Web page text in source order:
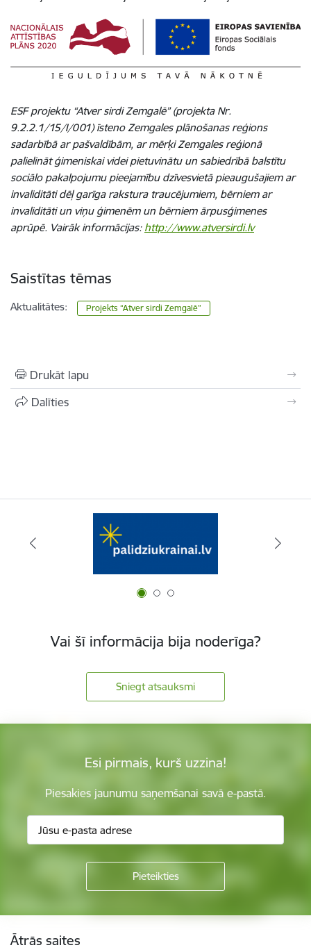
ESF projektu “Atver sirdi Zemgalē” (projekta Nr.
9.2.2.1/15/I/001) īsteno Zemgales plānošanas reģions
sadarbībā ar pašvaldībām, ar mērķi Zemgales reģionā
palielināt ģimeniskai videi pietuvinātu un sabiedrībā balstītu
sociālo pakalpojumu pieejamību dzīvesvietā pieaugušajiem ar
invaliditāti dēļ garīga rakstura traucējumiem, bērniem ar
invaliditāti un viņu ģimenēm un bērniem ārpusģimenes
aprūpē. Vairāk informācijas: http://www.atversirdi.lv
Saistītas tēmas
Aktualitātes: Projekts “Atver sirdi Zemgalē”
Drukāt lapu
Dalīties
Vai šī informācija bija noderīga?
Sniegt atsauksmi
Esi pirmais, kurš uzzina!
Piesakies jaunumu saņemšanai savā e-pastā.
Ātrās saites